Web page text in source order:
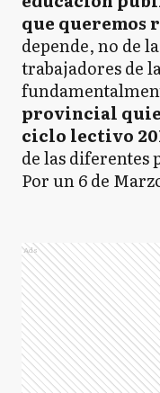
que queremos
depende, no de
trabajadores de
provincial
ciclo lectivo
de las diferentes
Por un 6 de
Ads